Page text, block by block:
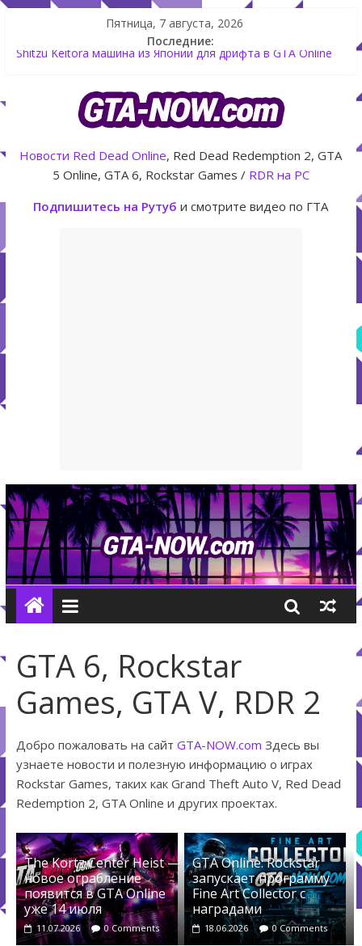
Пятница, 7 августа, 2026
Последние:
Shitzu Keitora машина из Японии для дрифта в GTA Online
GTA Online уже 14 июля
GTA Online: Rockstar запускает программу Fine Art Collector
с наградами
Летнее обновление для GTA 5 Online The Kortz Center Heist
Как создать аккаунт Rockstar Games Social Club инструкция
Новости Red Dead Online, Red Dead Redemption 2, GTA
5 Online, GTA 6, Rockstar Games / RDR на PC
Подпишитесь на Рутуб и смотрите видео по ГТА
GTA 6, Rockstar
Games, GTA V, RDR 2
Добро пожаловать на сайт GTA-NOW.com Здесь вы
узнаете новости и полезную информацию о играх
Rockstar Games, таких как Grand Theft Auto V, Red Dead
Redemption 2, GTA Online и других проектах.
The Kortz Center Heist —
новое ограбление
появится в GTA Online
уже 14 июля
11.07.2026 0 Comments
GTA Online: Rockstar
запускает программу
Fine Art Collector с
наградами
18.06.2026 0 Comments